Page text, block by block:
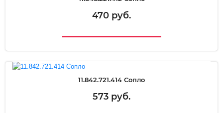
470 руб.
11.842.721.414 Сопло
573 руб.